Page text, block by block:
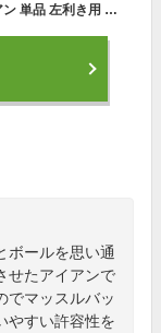
タイトリスト 「 620 CB キャビティバック アイアン 単品 左利き用 トゥルーテンパー 」 Titleistゴルフクラブ 正規品 新品 業界最安値に挑戦 ゴルフバッグ メンズ レディース カスタムクラブ
ボールを思い通
せたアイアンで
でマッスルバッ
やすい許容性を